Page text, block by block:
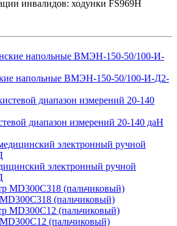
напольные ВМЭН-150-50/100-И-Д2-
диапазон измерений 20-140 даН
электронный ручной
(пальчиковый)
(пальчиковый)